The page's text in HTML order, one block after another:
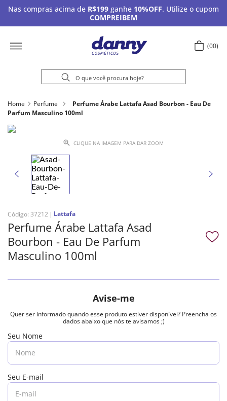
Nas compras acima de R$199 ganhe 10%OFF. Utilize o cupom
COMPREIBEM
00
Home Perfume
Perfume Árabe Lattafa Asad Bourbon - Eau De
Parfum Masculino 100ml
CLIQUE NA IMAGEM PARA DAR ZOOM
Código: 37212 Lattafa
Perfume Árabe Lattafa Asad
Bourbon - Eau De Parfum
Masculino 100ml